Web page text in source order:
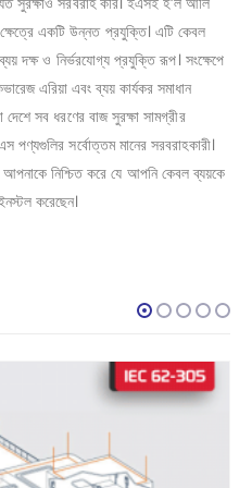
একটি উন্নত প্রযুক্তি। এটি কেবল
দক্ষ ও নির্ভরযোগ্য প্রযুক্তি রূপ। সংক্ষেপে
এরিয়া এবং ব্যয় কার্যকর সমাধান
দেশে সব ধরণের বাজ সুরক্ষা সামগ্রীর
পণ্যগুলির সর্বোত্তম মানের সরবরাহকারী।
নিশ্চিত করে যে আপনি কেবল ব্যয়কে
করেছেন।